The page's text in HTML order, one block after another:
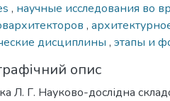
, научные исследования во
,
дисциплины , этапы и
опис
Л. Г. Науково-дослідна